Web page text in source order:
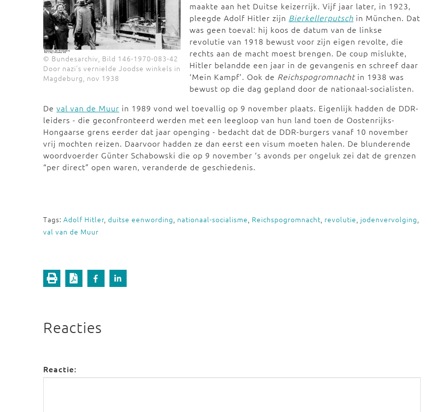
© Bundesarchiv, Bild 146-1970-083-42
Door nazi's vernielde Joodse winkels in
Magdeburg, nov 1938
maakte aan het Duitse keizerrijk. Vijf jaar later, in 1923,
pleegde Adolf Hitler zijn Bierkellerputsch in München. Dat
was geen toeval: hij koos de datum van de linkse
revolutie van 1918 bewust voor zijn eigen revolte, die
rechts aan de macht moest brengen. De coup mislukte,
Hitler belandde een jaar in de gevangenis en schreef daar
‘Mein Kampf’. Ook de Reichspogromnachtin 1938 was
bewust op die dag gepland door de nationaal-socialisten.
De val van de Muur in 1989 vond wel toevallig op 9 november plaats. Eigenlijk hadden de DDR-
leiders - die geconfronteerd werden met een leegloop van hun land toen de Oostenrijks-
Hongaarse grens eerder dat jaar openging - bedacht dat de DDR-burgers vanaf 10 november
vrij mochten reizen. Daarvoor hadden ze dan eerst een visum moeten halen. De blunderende
woordvoerder Günter Schabowski die op 9 november ‘s avonds per ongeluk zei dat de grenzen
“per direct” open waren, veranderde de geschiedenis.
Tags: Adolf Hitler, duitse eenwording, nationaal-socialisme, Reichspogromnacht, revolutie, jodenvervolging,
val van de Muur
Reacties
Reactie: